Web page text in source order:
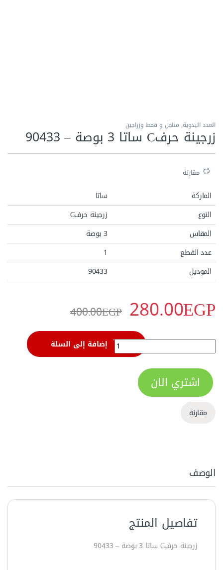
العدد اليدوية, مناجل و قمط وزراجين
زرجينة حرفC ساتا 3 بوصة – 90433‏
مقارنة
الماركة
ساتا
النوع
زرجينة حرفC
المقاس
3 بوصة
عدد القطع
1
الموديل
90433
280.00EGP
400.00EGP
زرجينة حرفC ساتا 3 بوصة - 90433‏ quantity إضافة إلى السلة
اشتري الان
مقارنة
الوصف
تفاصيل المنتج
زرجينة حرفC ساتا 3 بوصة – 90433‏